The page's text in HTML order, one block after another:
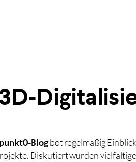
Blogbot regelmäßig
Diskutiert wurden